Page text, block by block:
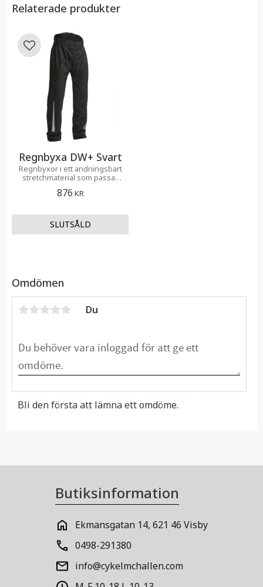
Omdömen
Du
Bli den första att lämna ett omdöme.
Relaterade produkter
Regnbyxa DW+ Svart
Regnbyxor i ett andningsbart
stretchmaterial som passar
876 KR
Lägg till i favoriter
Butiksinformation
Ekmansgatan 14, 621 46 Visby
0498-291380
info@cykelmchallen.com